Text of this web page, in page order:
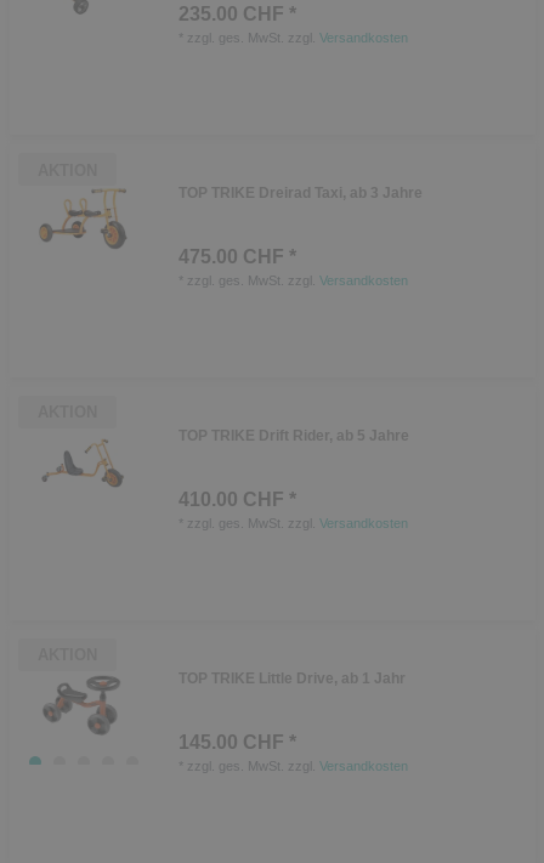
235.00 CHF *
zzgl. ges. MwSt. zzgl. Versandkosten
TOP TRIKE Dreirad Taxi, ab 3 Jahre
475.00 CHF *
zzgl. ges. MwSt. zzgl. Versandkosten
TOP TRIKE Drift Rider, ab 5 Jahre
410.00 CHF *
zzgl. ges. MwSt. zzgl. Versandkosten
TOP TRIKE Little Drive, ab 1 Jahr
145.00 CHF *
zzgl. ges. MwSt. zzgl. Versandkosten